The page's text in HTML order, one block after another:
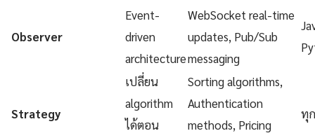
Observer
Event-
driven
architecture
WebSocket real-time
updates, Pub/Sub
messaging
Strategy
เปลี่ยน
algorithm
ได้ตอน
Sorting algorithms,
Authentication
methods, Pricing
ทุ